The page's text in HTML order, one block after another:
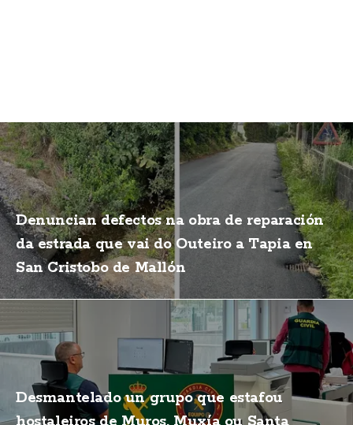
Denuncian defectos na obra de reparación
da estrada que vai do Outeiro a Tapia en
San Cristobo de Mallón
Desmantelado un grupo que estafou